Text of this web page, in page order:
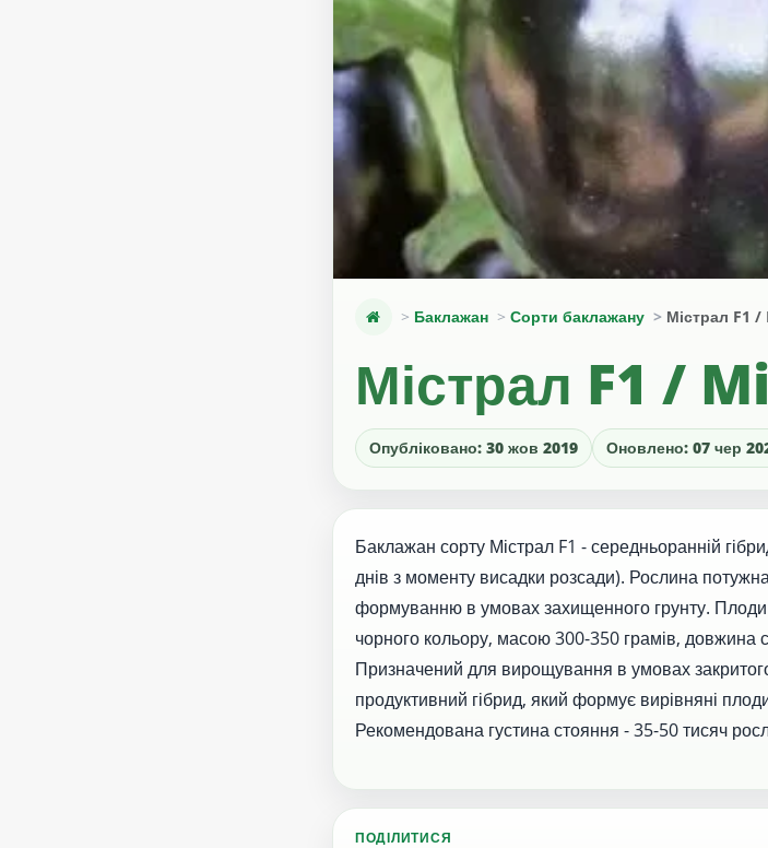
Баклажан Сорти баклажану Містрал F1 /
Містрал F1 /
Опубліковано: 30 жов 2019 Оновлено: 07 чер
Баклажан сорту Містрал F1 - середньоранній
днів з моменту висадки розсади). Рослина
формуванню в умовах захищенного грунту. Плоди
чорного кольору, масою 300-350 грамів, довжина
Призначений для вирощування в умовах
продуктивний гібрид, який формує вирівняні
Рекомендована густина стояння - 35-50 тисяч
ПОДІЛИТИСЯ